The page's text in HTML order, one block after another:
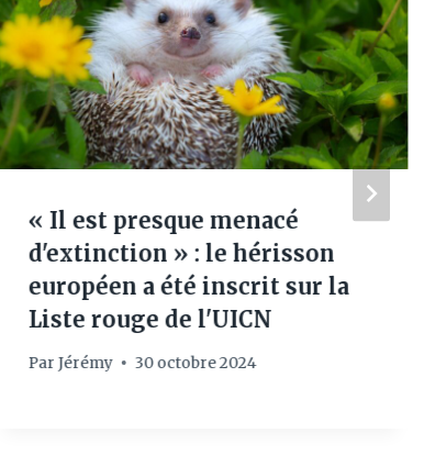
« Il est presque menacé
d'extinction » : le hérisson
européen a été inscrit sur la
Liste rouge de l'UICN
Par Jérémy 30 octobre 2024